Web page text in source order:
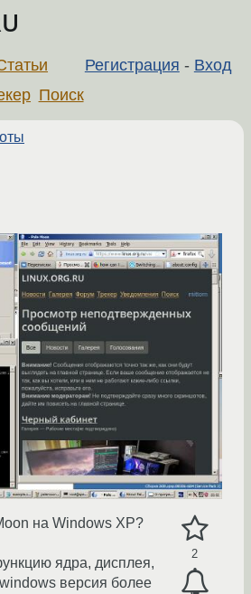
Регистрация - Вход
Поиск
2
на Windows XP?
ядра, дисплея,
версия более